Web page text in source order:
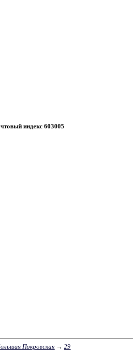
индекс 603005
Покровская→ 29